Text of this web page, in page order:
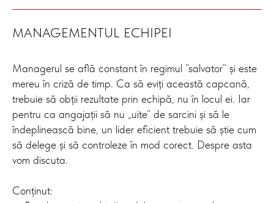
MANAGEMENTUL ECHIPEI
Managerul se află constant în regimul ”salvator” și este
mereu în criză de timp. Ca să eviți această capcană,
trebuie să obții rezultate prin echipă, nu în locul ei. Iar
pentru ca angajații să nu „uite” de sarcini și să le
îndeplinească bine, un lider eficient trebuie să știe cum
să delege și să controleze în mod corect. Despre asta
vom discuta.
Conținut: